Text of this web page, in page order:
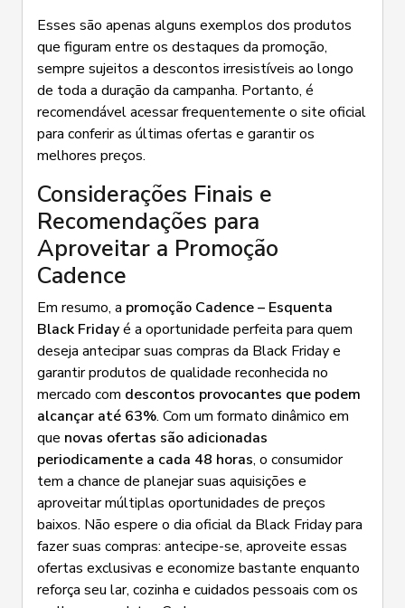
Esses são apenas alguns exemplos dos produtos
que figuram entre os destaques da promoção,
sempre sujeitos a descontos irresistíveis ao longo
de toda a duração da campanha. Portanto, é
recomendável acessar frequentemente o site oficial
para conferir as últimas ofertas e garantir os
melhores preços.
Considerações Finais e
Recomendações para
Aproveitar a Promoção
Cadence
Em resumo, a promoção Cadence – Esquenta
Black Fridayé a oportunidade perfeita para quem
deseja antecipar suas compras da Black Friday e
garantir produtos de qualidade reconhecida no
mercado com descontos provocantes que podem
alcançar até 63%. Com um formato dinâmico em
que novas ofertas são adicionadas
periodicamente a cada 48 horas, o consumidor
tem a chance de planejar suas aquisições e
aproveitar múltiplas oportunidades de preços
baixos. Não espere o dia oficial da Black Friday para
fazer suas compras: antecipe-se, aproveite essas
ofertas exclusivas e economize bastante enquanto
reforça seu lar, cozinha e cuidados pessoais com os